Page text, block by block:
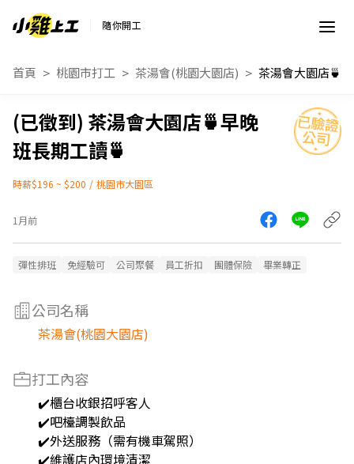
隨你開工
首頁 桃園市打工 茶湯會(桃園大園店)
茶湯會大園店🍵早晚
班長期工讀🍵
時薪$196 ~ $200 / 桃園市大園區
1月前
彈性排班 免經驗可 公司聚餐 員工折扣 團體保險 畢業轉正
公司名稱
茶湯會(桃園大園店)
打工內容
✔️櫃台收銀招呼客人
✔️吧檯調製飲品
✔️外送服務（需有機車駕照）
✔️維護店內環境清潔